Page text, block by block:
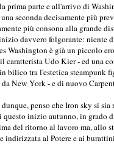
prima parte e all'arrivo di
seconda decisamente più
più consona alla grande
davvero folgorante: niente
Washington è già un piccolo
caratterista Udo Kier - ed una
bilico tra l'estetica steampunk
New York - e di nuovo
penso che Iron sky si
questo inizio autunno, in grado
del ritorno al lavoro ma, allo
indirizzata al Potere e ai